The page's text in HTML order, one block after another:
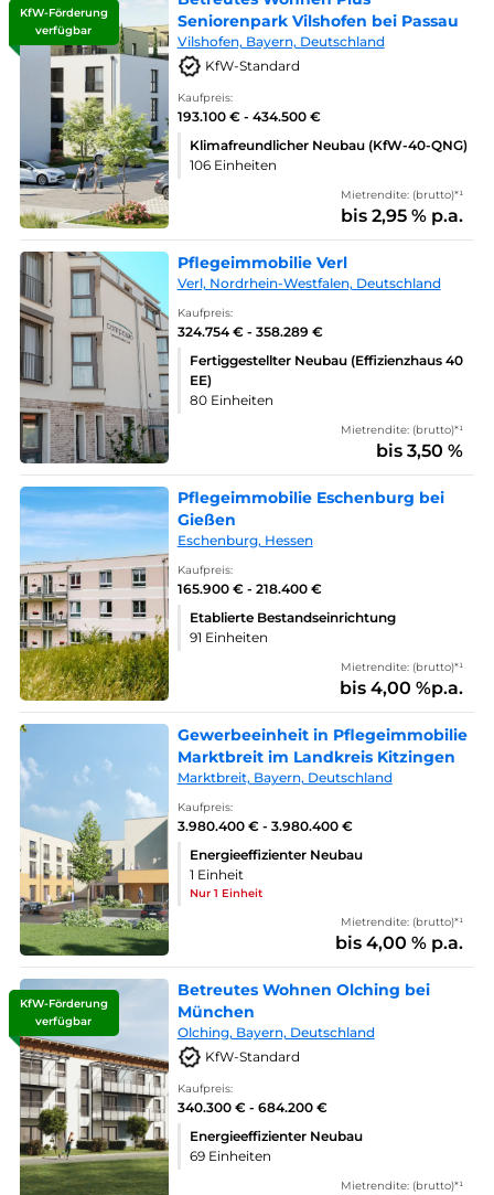
KfW-Förderung
verfügbar
Seniorenpark Vilshofen bei Passau
Vilshofen, Bayern, Deutschland
KfW-Standard
Kaufpreis:
193.100 € - 434.500 €
Klimafreundlicher Neubau (KfW-40-QNG)
106 Einheiten
Mietrendite: (brutto)*¹
bis 2,95 % p.a.
Pflegeimmobilie Verl
Verl, Nordrhein-Westfalen, Deutschland
Kaufpreis:
324.754 € - 358.289 €
Fertiggestellter Neubau (Effizienzhaus 40
EE)
80 Einheiten
Mietrendite: (brutto)*¹
bis 3,50 %
Pflegeimmobilie Eschenburg bei
Gießen
Eschenburg, Hessen
Kaufpreis:
165.900 € - 218.400 €
Etablierte Bestandseinrichtung
91 Einheiten
Mietrendite: (brutto)*¹
bis 4,00 %p.a.
Gewerbeeinheit in Pflegeimmobilie
Marktbreit im Landkreis Kitzingen
Marktbreit, Bayern, Deutschland
Kaufpreis:
3.980.400 € - 3.980.400 €
Energieeffizienter Neubau
1 Einheit
Nur 1 Einheit
Mietrendite: (brutto)*¹
bis 4,00 % p.a.
KfW-Förderung
verfügbar
Betreutes Wohnen Olching bei
München
Olching, Bayern, Deutschland
KfW-Standard
Kaufpreis:
340.300 € - 684.200 €
Energieeffizienter Neubau
69 Einheiten
Mietrendite: (brutto)*¹